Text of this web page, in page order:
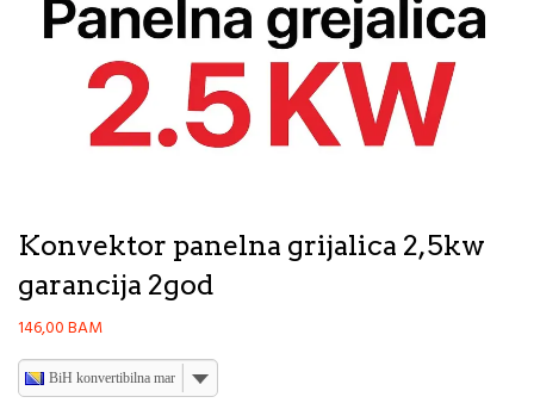
Konvektor panelna grijalica 2,5kw
garancija 2god
146,00BAM
BiH konvertibilna marka